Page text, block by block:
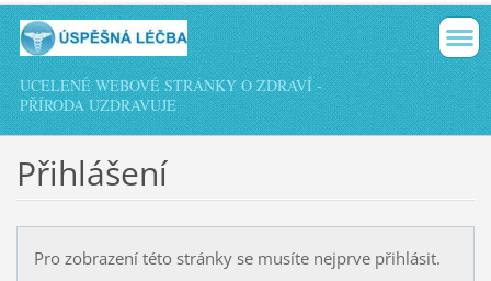
UCELENÉ WEBOVÉ STRÁNKY O ZDRAVÍ -
PŘÍRODA UZDRAVUJE
Přihlášení
Pro zobrazení této stránky se musíte nejprve přihlásit.